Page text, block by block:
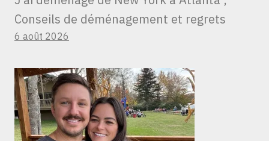
Conseils de déménagement et regrets
6 août 2026